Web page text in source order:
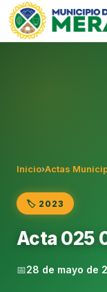
Gobierno
Inicio›Actas
🏷️ 2023
Acta 025
📅28 de mayo de